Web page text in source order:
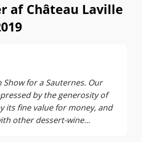
af Château Laville
Show for a Sauternes. Our
by the generosity of
its fine value for money, and
other dessert-wine